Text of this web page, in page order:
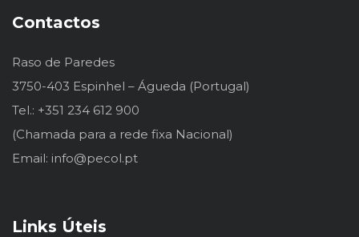
Contactos
Raso de Paredes
3750-403 Espinhel – Águeda (Portugal)
Tel.: +351 234 612 900
(Chamada para a rede fixa Nacional)
Email: info@pecol.pt
Links Úteis